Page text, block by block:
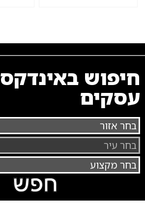
חיפוש באינדקס
עסקים